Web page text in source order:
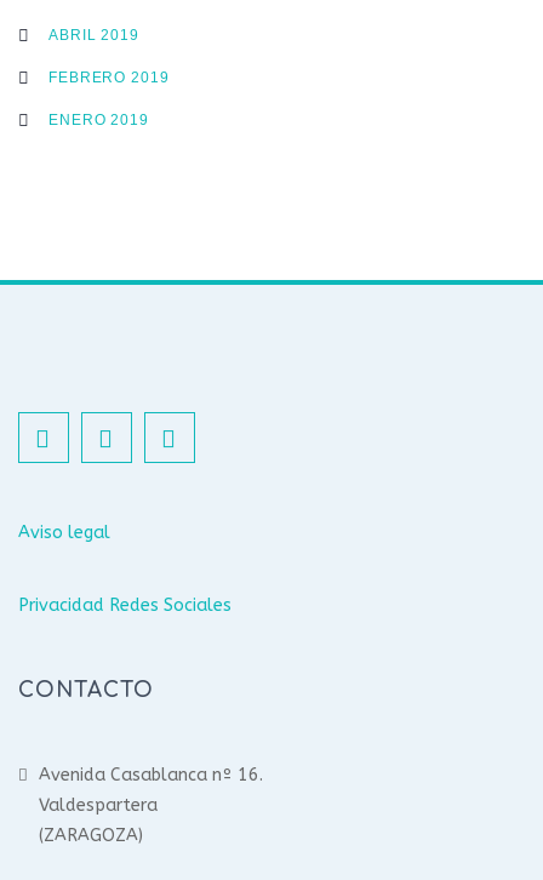
ABRIL 2019
FEBRERO 2019
ENERO 2019
Aviso legal
Privacidad Redes Sociales
CONTACTO
Avenida Casablanca nº 16.
Valdespartera
(ZARAGOZA)